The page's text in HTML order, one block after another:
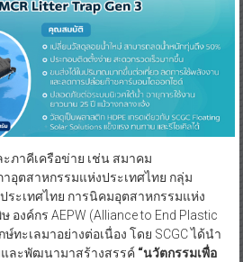
ะภาคีเครือข่าย เช่น สมาคม
าอุตสาหกรรมแห่งประเทศไทย กลุ่ม
ระเทศไทย การนิคมอุตสาหกรรมแห่ง
งค์กร AEPW (Alliance to End Plastic
ทะเลมาอย่างต่อเนื่อง โดย SCGC ได้นำ
ละพัฒนามาสร้างสรรค์ “นวัตกรรมเพื่อ